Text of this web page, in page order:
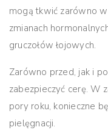
mogą tkwić zarówno
zmianach
gruczołów łojowych.
Zarówno przed, jak i
zabezpieczyć cerę. W
pory roku, konieczne
pielęgnacji.